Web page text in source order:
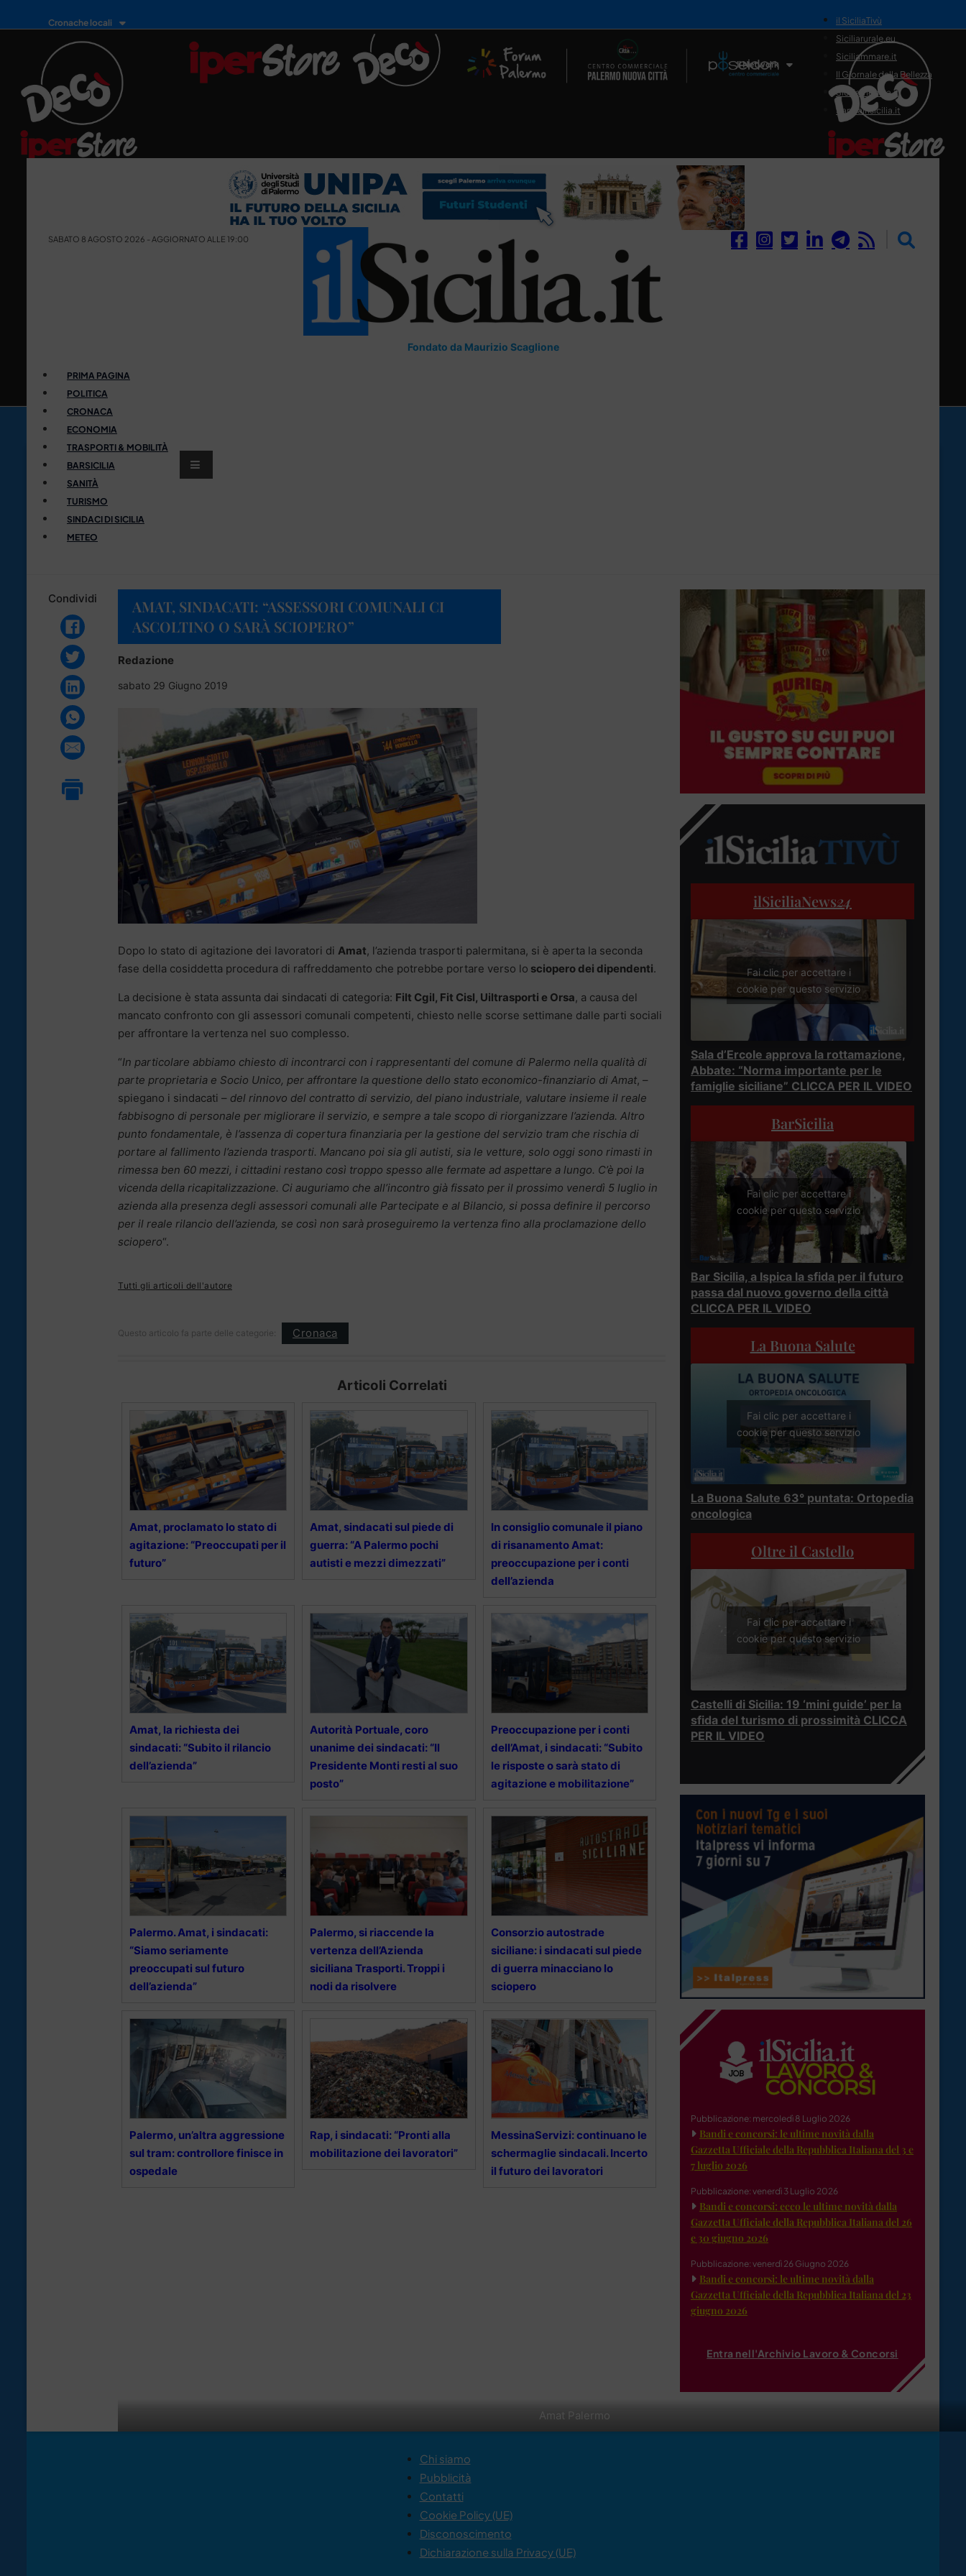
Cronache locali
Il Network
il SiciliaTivù
Siciliarurale.eu
Siciliammare.it
Il Giornale della Bellezza
Siciliamedica.it
Sanitainsicilia.it
SABATO 8 AGOSTO 2026 - AGGIORNATO ALLE 19:00
Fondato da Maurizio Scaglione
PRIMA PAGINA
POLITICA
CRONACA
ECONOMIA
TRASPORTI & MOBILITÀ
BARSICILIA
SANITÀ
TURISMO
SINDACI DI SICILIA
METEO
Condividi
AMAT, SINDACATI: “ASSESSORI COMUNALI CI
ASCOLTINO O SARÀ SCIOPERO”
Redazione
sabato 29 Giugno 2019
Amat Palermo
Dopo lo stato di agitazione dei lavoratori di Amat, l’azienda trasporti palermitana, si è aperta la seconda
fase della cosiddetta procedura di raffreddamento che potrebbe portare verso lo sciopero dei dipendenti.
La decisione è stata assunta dai sindacati di categoria: Filt Cgil, Fit Cisl, Uiltrasporti e Orsa, a causa del
mancato confronto con gli assessori comunali competenti, chiesto nelle scorse settimane dalle parti sociali
per affrontare la vertenza nel suo complesso.
“In particolare abbiamo chiesto di incontrarci con i rappresentanti del comune di Palermo nella qualità di
parte proprietaria e Socio Unico, per affrontare la questione dello stato economico-finanziario di Amat, –
spiegano i sindacati – del rinnovo del contratto di servizio, del piano industriale, valutare insieme il reale
fabbisogno di personale per migliorare il servizio, e sempre a tale scopo di riorganizzare l’azienda. Altro
punto fondamentale, è l’assenza di copertura finanziaria per la gestione del servizio tram che rischia di
portare al fallimento l’azienda trasporti. Mancano poi sia gli autisti, sia le vetture, solo oggi sono rimasti in
rimessa ben 60 mezzi, i cittadini restano così troppo spesso alle fermate ad aspettare a lungo. C’è poi la
vicenda della ricapitalizzazione. Ci auguriamo che all’incontro già fissato per il prossimo venerdì 5 luglio in
azienda alla presenza degli assessori comunali alle Partecipate e al Bilancio, si possa definire il percorso
per il reale rilancio dell’azienda, se così non sarà proseguiremo la vertenza fino alla proclamazione dello
sciopero“.
Tutti gli articoli dell'autore
Questo articolo fa parte delle categorie: Cronaca
Articoli Correlati
Amat, proclamato lo stato di
agitazione: “Preoccupati per il
futuro”
Amat, sindacati sul piede di
guerra: “A Palermo pochi
autisti e mezzi dimezzati”
In consiglio comunale il piano
di risanamento Amat:
preoccupazione per i conti
dell’azienda
Amat, la richiesta dei
sindacati: “Subito il rilancio
dell’azienda”
Autorità Portuale, coro
unanime dei sindacati: “Il
Presidente Monti resti al suo
posto”
Preoccupazione per i conti
dell’Amat, i sindacati: “Subito
le risposte o sarà stato di
agitazione e mobilitazione”
Palermo. Amat, i sindacati:
“Siamo seriamente
preoccupati sul futuro
dell’azienda”
Palermo, si riaccende la
vertenza dell’Azienda
siciliana Trasporti. Troppi i
nodi da risolvere
Consorzio autostrade
siciliane: i sindacati sul piede
di guerra minacciano lo
sciopero
Palermo, un’altra aggressione
sul tram: controllore finisce in
ospedale
Rap, i sindacati: “Pronti alla
mobilitazione dei lavoratori”
MessinaServizi: continuano le
schermaglie sindacali. Incerto
il futuro dei lavoratori
ilSiciliaNews24
Fai clic per accettare i
cookie per questo servizio
Sala d’Ercole approva la rottamazione,
Abbate: “Norma importante per le
famiglie siciliane” CLICCA PER IL VIDEO
BarSicilia
Fai clic per accettare i
cookie per questo servizio
Bar Sicilia, a Ispica la sfida per il futuro
passa dal nuovo governo della città
CLICCA PER IL VIDEO
La Buona Salute
Fai clic per accettare i
cookie per questo servizio
La Buona Salute 63° puntata: Ortopedia
oncologica
Oltre il Castello
Fai clic per accettare i
cookie per questo servizio
Castelli di Sicilia: 19 ‘mini guide’ per la
sfida del turismo di prossimità CLICCA
PER IL VIDEO
Pubblicazione: mercoledì 8 Luglio 2026
Bandi e concorsi: le ultime novità dalla
Gazzetta Ufficiale della Repubblica Italiana del 3 e
7 luglio 2026
Pubblicazione: venerdì 3 Luglio 2026
Bandi e concorsi: ecco le ultime novità dalla
Gazzetta Ufficiale della Repubblica Italiana del 26
e 30 giugno 2026
Pubblicazione: venerdì 26 Giugno 2026
Bandi e concorsi: le ultime novità dalla
Gazzetta Ufficiale della Repubblica Italiana del 23
giugno 2026
Entra nell'Archivio Lavoro & Concorsi
Chi siamo
Pubblicità
Contatti
Cookie Policy (UE)
Disconoscimento
Dichiarazione sulla Privacy (UE)